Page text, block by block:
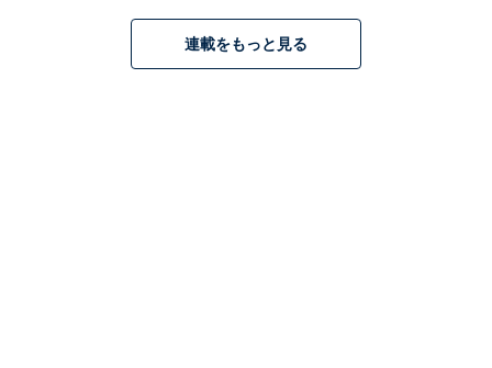
ハイセンス 洗濯機 5.5kg 1-2人用 スリム 立体シャワー水
流 激流洗浄 予約機能 風乾燥 部屋干し 多彩コース 簡単操
連載をもっと見る